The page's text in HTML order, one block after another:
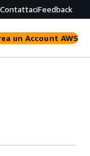
ContattaciFeedback
un Account AWS